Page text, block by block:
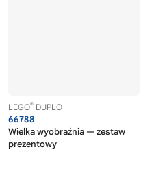
LEGO® DUPLO
66788
Wielka wyobraźnia — zestaw
prezentowy